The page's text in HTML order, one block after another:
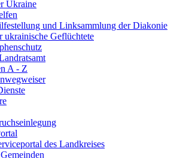
Ukraine
und Linksammlung der Diakonie
ukrainische Geflüchtete
A - Z
des Landkreises